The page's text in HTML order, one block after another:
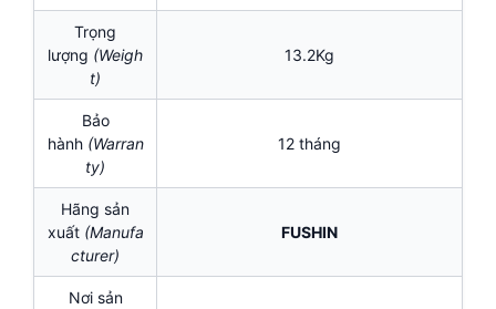
Trọng
lượng (Weigh
t)
13.2Kg
Bảo
hành (Warran
ty)
12 tháng
Hãng sản
xuất (Manufa
cturer)
FUSHIN
Nơi sản